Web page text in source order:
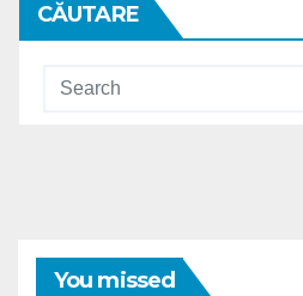
CĂUTARE
You missed